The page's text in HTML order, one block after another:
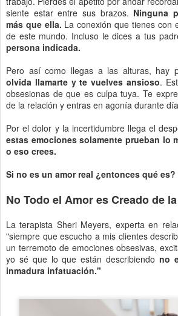
siente estar entre sus brazos. Ninguna
más que ella. La conexión que tienes con
de este mundo. Incluso le dices a tus
persona indicada.
Pero así como llegas a las alturas, hay
olvida llamarte y te vuelves ansioso.
obsesionas de que es culpa tuya. Te
de la relación y entras en agonía durante
Por el dolor y la incertidumbre llega el
estas emociones solamente prueban lo
o eso crees.
Si no es un amor real ¿entonces qué es?
No Todo el Amor es Creado de
La terapista Sheri Meyers, experta en
"siempre que escucho a mis clientes
un terremoto de emociones obsesivas,
yo sé que lo que están describiendo no
inmadura infatuación."